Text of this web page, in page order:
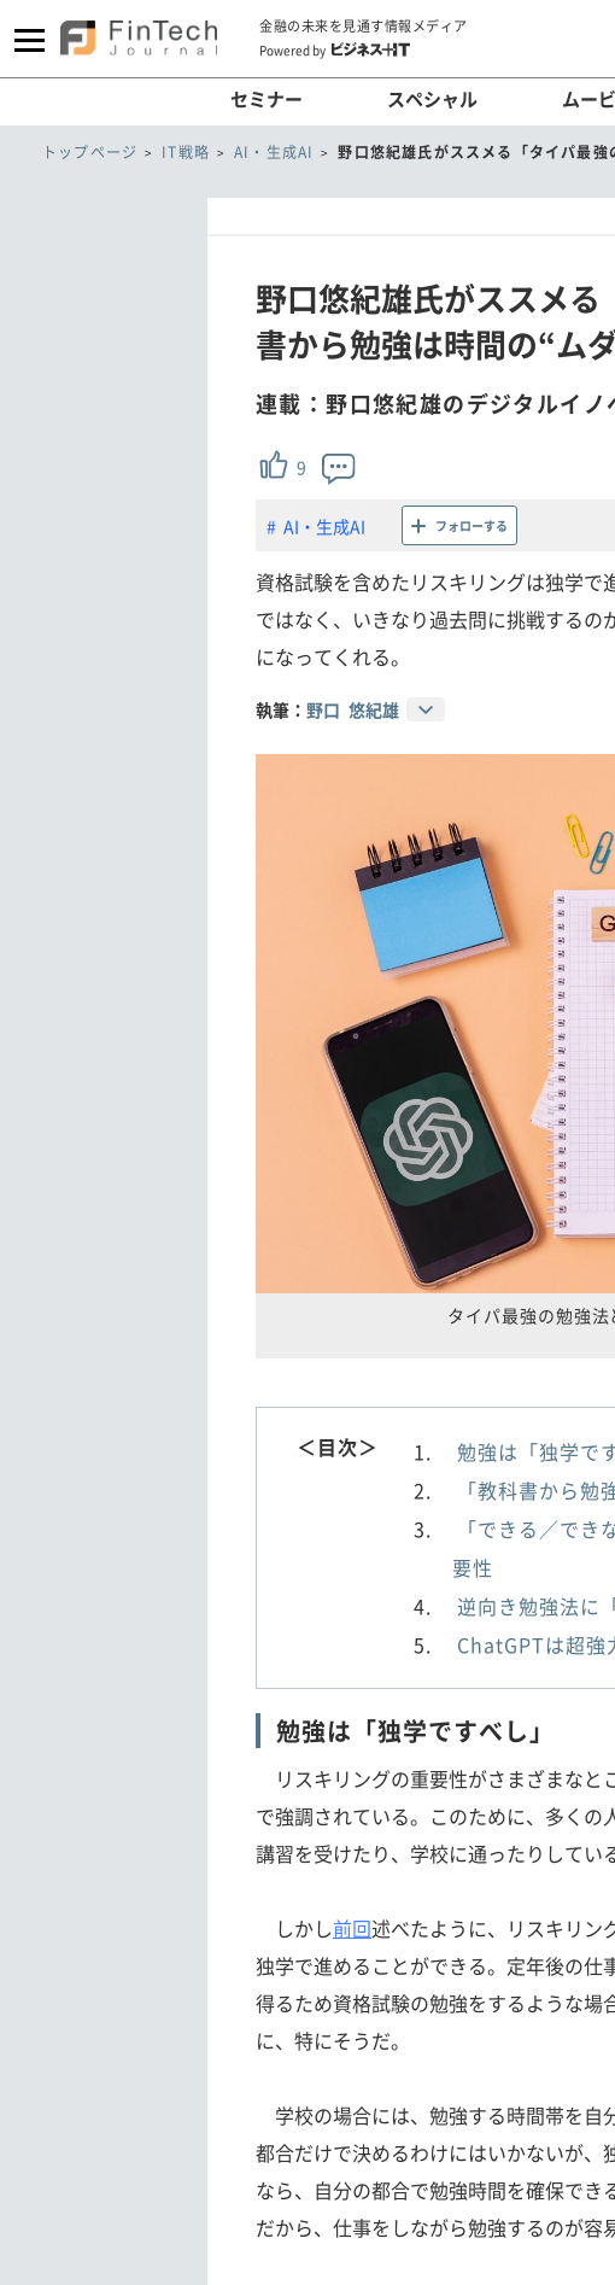
金融の未来を見通す情報メディア
Powered by
セミナー スペシャル ムー
トップページ IT戦略 AI・生成AI 野口悠紀雄氏がススメる「タイパ最
野口悠紀雄氏がススメ
書から勉強は時間の“ム
連載：野口悠紀雄のデジタルイノ
9
AI・生成AI フォローする
資格試験を含めたリスキリングは独学
ではなく、いきなり過去問に挑戦する
になってくれる。
執筆： 野口 悠紀雄
タイパ最強の勉強
＜目次＞
勉強は「独学で
「教科書から勉
「できる／で
要性
逆向き勉強法に
ChatGPTは超強
勉強は「独学ですべし」
リスキリングの重要性がさまざまなと
で強調されている。このために、多くの
講習を受けたり、学校に通ったりしてい
しかし前回述べたように、リスキリン
独学で進めることができる。定年後の仕
得るため資格試験の勉強をするような場
に、特にそうだ。
学校の場合には、勉強する時間帯を自
都合だけで決めるわけにはいかないが、
なら、自分の都合で勉強時間を確保でき
だから、仕事をしながら勉強するのが容